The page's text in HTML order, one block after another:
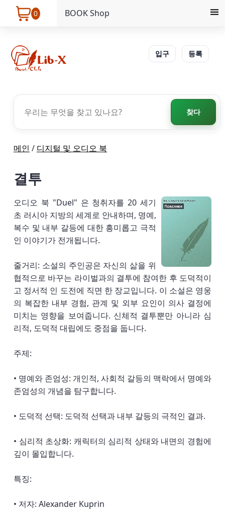
0 BOOK Shop
입구 등록
찾다
메인 / 디지털 및 오디오 북
결투
오디오 북 "Duel" 은 청취자를 20 세기
초 러시아 지방의 세계로 안내하며, 명예,
복수 및 내부 갈등에 대한 흥미롭고 극적
인 이야기가 전개됩니다.
줄거리: 소설의 주인공은 자신의 삶을 위
협적으로 바꾸는 라이벌과의 결투에 참여한 후 도덕적이
고 정서적 인 도전에 직면 한 장교입니다. 이 소설은 영웅
의 복잡한 내부 경험, 관계 및 외부 요인이 의사 결정에
미치는 영향을 보여줍니다. 신체적 결투뿐만 아니라 심
리적, 도덕적 대립에도 중점을 둡니다.
주제:
• 명예와 존엄성: 개인적, 사회적 갈등의 맥락에서 명예와
존엄성의 개념을 탐구합니다.
• 도덕적 선택: 도덕적 선택과 내부 갈등의 극적인 결과.
• 심리적 초상화: 캐릭터의 심리적 상태와 내면의 경험에
깊이 몰입합니다.
특징:
• 저자: Alexander Kuprin